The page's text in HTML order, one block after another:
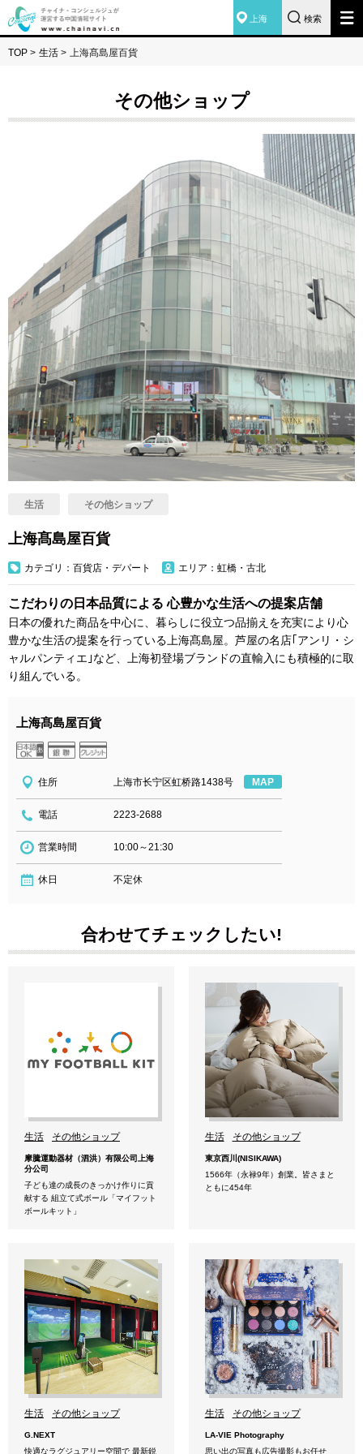
上海 検索
TOP > 生活 > 上海髙島屋百貨
その他ショップ
生活 その他ショップ
上海髙島屋百貨
カテゴリ：百貨店・デパート エリア：虹橋・古北
こだわりの日本品質による 心豊かな生活への提案店舗
日本の優れた商品を中心に、暮らしに役立つ品揃えを充実により心
豊かな生活の提案を行っている上海髙島屋。芦屋の名店｢アンリ・シ
ャルパンティエ｣など、上海初登場ブランドの直輸入にも積極的に取
り組んでいる。
上海髙島屋百貨
住所 上海市长宁区虹桥路1438号 MAP
電話 2223-2688
営業時間 10:00～21:30
休日 不定休
合わせてチェックしたい!
生活 その他ショップ
摩騰運動器材（泗洪）有限公司上海
分公司
子ども達の成長のきっかけ作りに貢
献する 組立て式ボール「マイフット
ボールキット」
生活 その他ショップ
東京西川(NISIKAWA)
1566年（永禄9年）創業。皆さまと
ともに454年
生活 その他ショップ
G.NEXT
快適なラグジュアリー空間で 最新鋭
生活 その他ショップ
LA-VIE Photography
思い出の写真も広告撮影もお任せ